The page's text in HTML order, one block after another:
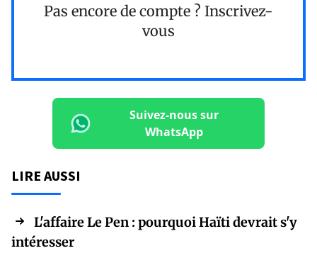
Pas encore de compte ? Inscrivez-
vous
Suivez-nous sur
WhatsApp
LIRE AUSSI
L'affaire Le Pen : pourquoi Haïti devrait s'y
intéresser